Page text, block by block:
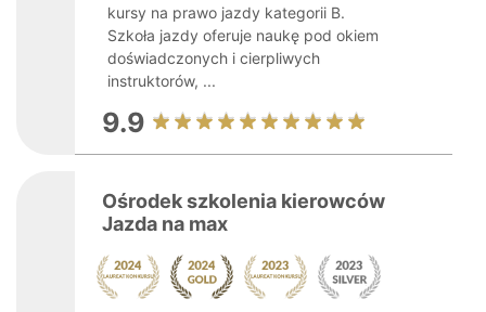
kursy na prawo jazdy kategorii B.
Szkoła jazdy oferuje naukę pod okiem
doświadczonych i cierpliwych
instruktorów, ...
9.9
Ośrodek szkolenia kierowców
Jazda na max